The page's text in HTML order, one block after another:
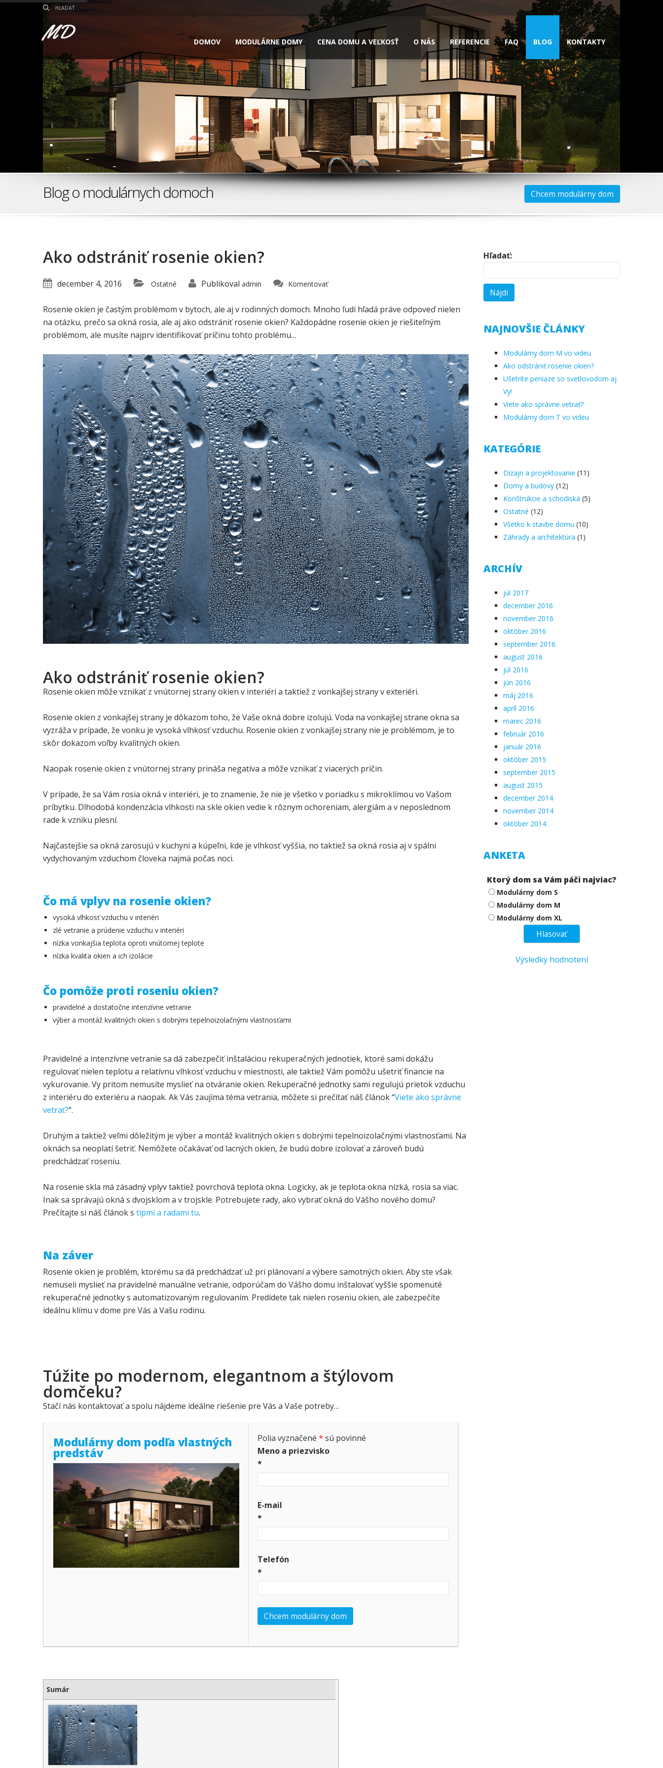
MD DOMOV MODULÁRNE DOMY CENA DOMU A VEĽKOSŤ O NÁS REFERENCIE FAQ BLOG KONTAKTY
Blog o modulárnych domoch Chcem modulárny dom
Ako odstrániť rosenie okien?
december 4, 2016 Ostatné Publikoval admin Komentovať
Rosenie okien je častým problémom v bytoch, ale aj v rodinných domoch. Mnoho ľudí hľadá práve odpoveď nielen
na otázku, prečo sa okná rosia, ale aj ako odstrániť rosenie okien? Každopádne rosenie okien je riešiteľným
problémom, ale musíte najprv identifikovať príčinu tohto problému…
Ako odstrániť rosenie okien?
Rosenie okien môže vznikať z vnútornej strany okien v interiéri a taktiež z vonkajšej strany v exteriéri.
Rosenie okien z vonkajšej strany je dôkazom toho, že Vaše okná dobre izolujú. Voda na vonkajšej strane okna sa
vyzráža v prípade, že vonku je vysoká vlhkosť vzduchu. Rosenie okien z vonkajšej strany nie je problémom, je to
skôr dokazom voľby kvalitných okien.
Naopak rosenie okien z vnútornej strany prináša negatíva a môže vznikať z viacerých príčin.
V prípade, že sa Vám rosia okná v interiéri, je to znamenie, že nie je všetko v poriadku s mikroklímou vo Vašom
príbytku. Dlhodobá kondenzácia vlhkosti na skle okien vedie k rôznym ochoreniam, alergiám a v neposlednom
rade k vzniku plesní.
Najčastejšie sa okná zarosujú v kuchyni a kúpeľni, kde je vlhkosť vyššia, no taktiež sa okná rosia aj v spálni
vydychovaným vzduchom človeka najmä počas noci.
Čo má vplyv na rosenie okien?
vysoká vlhkosť vzduchu v interiéri
zlé vetranie a prúdenie vzduchu v interiéri
nízka vonkajšia teplota oproti vnútornej teplote
nízka kvalita okien a ich izolácie
Čo pomôže proti roseniu okien?
pravidelné a dostatočne intenzívne vetranie
výber a montáž kvalitných okien s dobrými tepelnoizolačnými vlastnosťami
Pravidelné a intenzívne vetranie sa dá zabezpečiť inštaláciou rekuperačných jednotiek, ktoré sami dokážu
regulovať nielen teplotu a relatívnu vlhkosť vzduchu v miestnosti, ale taktiež Vám pomôžu ušetriť financie na
vykurovanie. Vy pritom nemusíte myslieť na otváranie okien. Rekuperačné jednotky sami regulujú prietok vzduchu
z interiéru do exteriéru a naopak. Ak Vás zaujíma téma vetrania, môžete si prečítať náš článok “Viete ako správne
vetrať?“.
Druhým a taktiež veľmi dôležitým je výber a montáž kvalitných okien s dobrými tepelnoizolačnými vlastnosťami. Na
oknách sa neoplatí šetriť. Nemôžete očakávať od lacných okien, že budú dobre izolovať a zároveň budú
predchádzať roseniu.
Na rosenie skla má zásadný vplyv taktiež povrchová teplota okna. Logicky, ak je teplota okna nízká, rosia sa viac.
Inak sa správajú okná s dvojsklom a v trojskle. Potrebujete rady, ako vybrať okná do Vášho nového domu?
Prečítajte si náš článok s tipmi a radami tu.
Na záver
Rosenie okien je problém, ktorému sa dá predchádzať už pri plánovaní a výbere samotných okien. Aby ste však
nemuseli myslieť na pravidelné manuálne vetranie, odporúčam do Vášho domu inštalovať vyššie spomenuté
rekuperačné jednotky s automatizovaným regulovaním. Predídete tak nielen roseniu okien, ale zabezpečíte
ideálnu klímu v dome pre Vás a Vašu rodinu.
Túžite po modernom, elegantnom a štýlovom
domčeku?
Stačí nás kontaktovať a spolu nájdeme ideálne riešenie pre Vás a Vaše potreby…
Modulárny dom podľa vlastných
predstáv
Polia vyznačené * sú povinné
Meno a priezvisko
*
E-mail
*
Telefón
*
Sumár
Hľadať:
NAJNOVŠIE ČLÁNKY
Modulárny dom M vo videu
Ako odstrániť rosenie okien?
Ušetrite peniaze so svetlovodom aj
Vy!
Viete ako správne vetrať?
Modulárny dom T vo videu
KATEGÓRIE
Dizajn a projektovanie (11)
Domy a budovy(12)
Konštrukcie a schodiská (5)
Ostatné (12)
Všetko k stavbe domu (10)
Záhrady a architektúra (1)
ARCHÍV
júl 2017
december 2016
november 2016
október 2016
september 2016
august 2016
júl 2016
jún 2016
máj 2016
apríl 2016
marec 2016
február 2016
január 2016
október 2015
september 2015
august 2015
december 2014
november 2014
október 2014
ANKETA
Ktorý dom sa Vám páči najviac?
Modulárny dom S
Modulárny dom M
Modulárny dom XL
Výsledky hodnotení